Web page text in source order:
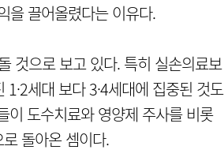
을 끌어올렸다는 이유다.
것으로 보고 있다. 특히 실손의료보
세대 보다 3·4세대에 집중된 것도
이 도수치료와 영양제 주사를 비롯
돌아온 셈이다.